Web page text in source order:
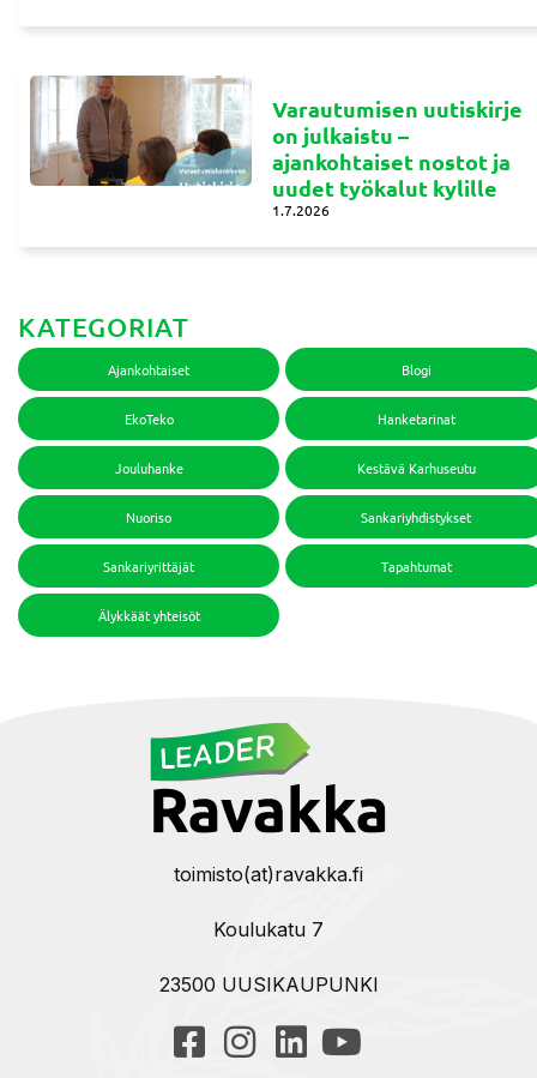
Varautumisen uutiskirje
on julkaistu –
ajankohtaiset nostot ja
uudet työkalut kylille
1.7.2026
KATEGORIAT
Ajankohtaiset Blogi
EkoTeko Hanketarinat
Jouluhanke Kestävä Karhuseutu
Nuoriso Sankariyhdistykset
Sankariyrittäjät Tapahtumat
Älykkäät yhteisöt
toimisto(at)ravakka.fi
Koulukatu 7
23500 UUSIKAUPUNKI